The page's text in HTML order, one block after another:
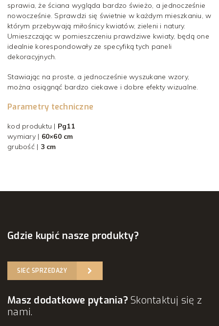
sprawia, że ściana wygląda bardzo świeżo, a jednocześnie
nowocześnie. Sprawdzi się świetnie w każdym mieszkaniu, w
którym przebywają miłośnicy kwiatów, zieleni i natury.
Umieszczając w pomieszczeniu prawdziwe kwiaty, będą one
idealnie korespondowały ze specyfiką tych paneli
dekoracyjnych.
Stawiając na proste, a jednocześnie wyszukane wzory,
można osiągnąć bardzo ciekawe i dobre efekty wizualne.
Parametry techniczne
kod produktu | Pg11
wymiary | 60×60 cm
grubość | 3 cm
Gdzie kupić nasze produkty?
SIEĆ SPRZEDAŻY
Masz dodatkowe pytania? Skontaktuj się z
nami.